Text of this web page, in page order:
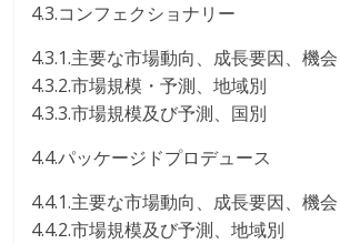
4.3.コンフェクショナリー
4.3.1.主要な市場動向、成長要因、機会
4.3.2.市場規模・予測、地域別
4.3.3.市場規模及び予測、国別
4.4.パッケージドプロデュース
4.4.1.主要な市場動向、成長要因、機会
4.4.2.市場規模及び予測、地域別